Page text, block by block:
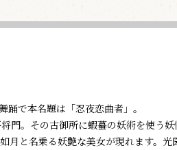
で本名題は「忍夜恋曲者」。
。その古御所に蝦蟇の妖術を使う妖
月と名乗る妖艶な美女が現れます。